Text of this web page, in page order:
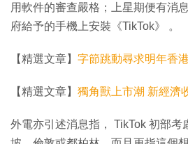
用軟件的審查嚴格；上星期便有消
府給予的手機上安裝《TikTok》 。
【精選文章】 字節跳動尋求明年香
【精選文章】 獨角獸上市潮 新經濟
外電亦引述消息指， TikTok 初部考